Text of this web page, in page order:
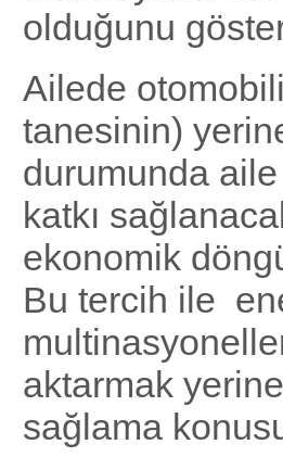
olduğunu
Ailede
tanesinin)
durumunda
katkı
ekonomik
Bu tercih ile
aktarmak
sağlama